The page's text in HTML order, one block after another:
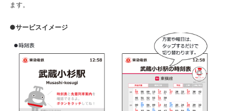
ます。
●サービスイメージ